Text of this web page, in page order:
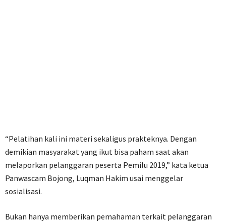
“Pelatihan kali ini materi sekaligus prakteknya. Dengan
demikian masyarakat yang ikut bisa paham saat akan
melaporkan pelanggaran peserta Pemilu 2019,” kata ketua
Panwascam Bojong, Luqman Hakim usai menggelar
sosialisasi.
Bukan hanya memberikan pemahaman terkait pelanggaran